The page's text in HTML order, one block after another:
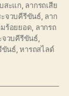
สะแก, ลากรถเสีย
ะจวบคีรีขันธ์, ลาก
มร้อยยอด, ลากรถ
จวบคีรีขันธ์,
ขันธ์,หารถสไลด์